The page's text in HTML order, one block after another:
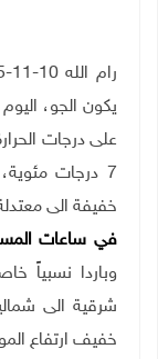
رام الله 10 -
11
-
يكون الجو، اليوم
على درجات
7 درجات
خفيفة الى
في ساعات
وباردا نسبياً
شرقية الى
خفيف ارتفاع